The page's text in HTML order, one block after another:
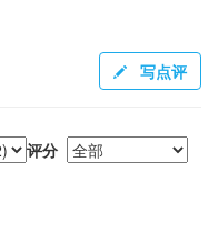
写点评
评分